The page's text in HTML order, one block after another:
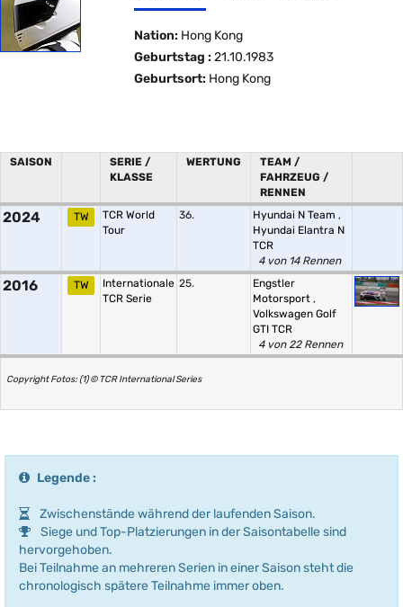
Nation: Hong Kong
Geburtstag : 21.10.1983
Geburtsort: Hong Kong
SAISON
SERIE /
KLASSE
WERTUNG
TEAM /
FAHRZEUG /
RENNEN
2024 TW
TCR World
Tour
36. Hyundai N Team ,
Hyundai Elantra N
TCR
4 von 14 Rennen
2016 TW
Internationale
TCR Serie
25.
Engstler
Motorsport ,
Volkswagen Golf
GTI TCR
4 von 22 Rennen
Copyright Fotos: (1) © TCR International Series
Legende :
Zwischenstände während der laufenden Saison.
Siege und Top-Platzierungen in der Saisontabelle sind
hervorgehoben.
Bei Teilnahme an mehreren Serien in einer Saison steht die
chronologisch spätere Teilnahme immer oben.